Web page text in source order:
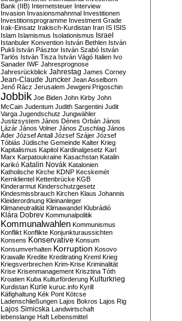
Bank (IIB) Internetsteuer Interview
Invasion Invasionsmahnmal Investitionen
Investitionsprogramme Investment Grade
Irak-Einsatz Irakisch-Kurdistan Iran IS ISIS
Islam Islamismus Isolationismus Israel
Istanbuler Konvention István Bethlen István
Pukli István Pásztor István Szabó István
Tarlós István Tisza István Vágó Italien Ivo
Sanader IWF Jahresprognose
Jahresrückblick Jahrestag James Corney
Jean-Claude Juncker Jean Asselborn
Jenő Rácz Jerusalem Jewgeni Prigoschin
Jobbik Joe Biden John Kirby John
McCain Judentum Judith Sargentini Judit
Varga Jugendschutz Jungwähler
Justizsystem János Dénes Orbán János
Lázár János Volner János Zuschlag János
Áder József Antall József Szájer József
Tóbiás Jüdische Gemeinde Kalter Krieg
Kapitalismus Kapitol Kardinalgesetz Karl
Marx Karpatoukraine Kasachstan Katalin
Karikó Katalin Novák Katalonien
Katholische Kirche KDNP Kecskemét
Kernklientel Kettenbrücke KGB
Kinderarmut Kinderschutzgesetz
Kindesmissbrauch Kirchen Klaus Johannis
Kleiderordnung Kleinanleger
Klimaneutralität Klimawandel Klubrádió
Klára Dobrev Kommunalpolitik
Kommunalwahlen Kommunismus
Konflikt Konflikte Konjunkturaussichten
Konsens Konservative Konsum
Konsumverhalten Korruption Kosovo
Krawalle Kredite Kreditrating Kreml Krieg
Kriegsverbrechen Krim-Krise Kriminalität
Krise Krisenmanagement Krisztina Tóth
Kroatien Kuba Kulturförderung Kulturkrieg
Kurdistan Kurie kuruc.info Kyrill
Käfighaltung Kék Pont Kötcse
Ladenschließungen Lajos Bokros Lajos Rig
Lajos Simicska Landwirtschaft
lebenslange Haft Lebensmittel